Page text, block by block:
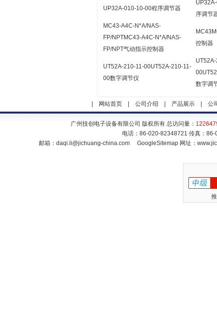
UP32A-010-10-00程序调节器
序调节
MC43-A4C-N*A/NAS-
FP/NPTMC43-A4C-N*A/NAS-
FP/NPT气动指示控制器
控制器
UT52A-210-11-00UT52A-210-11-
00数字调节仪
数字调
网站首页| 公司介绍 产品展示| 公
广州技创电子设备有限公司 版权所有 总访问量：
电话：86-020-82348721 传真：
邮箱： daqi.li@jichuang-china.com GoogleSitemap 网址：